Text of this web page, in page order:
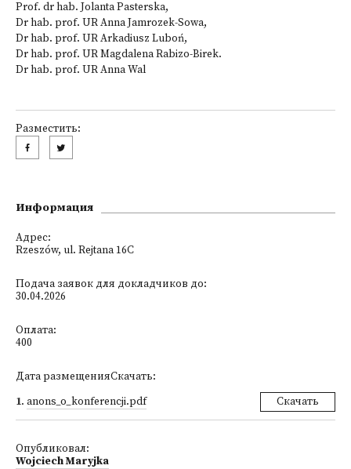
Prof. dr hab. Jolanta Pasterska,
Dr hab. prof. UR Anna Jamrozek-Sowa,
Dr hab. prof. UR Arkadiusz Luboń,
Dr hab. prof. UR Magdalena Rabizo-Birek.
Dr hab. prof. UR Anna Wal
Разместить:
Информация
Адрес:
Rzeszów, ul. Rejtana 16C
Подача заявок для докладчиков до:
30.04.2026
Оплата:
400
Дата размещенияСкачать:
1. anons_o_konferencji.pdf Скачать
Опубликовал:
Wojciech Maryjka